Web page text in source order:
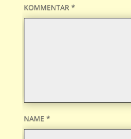
KOMMENTAR *
NAME *